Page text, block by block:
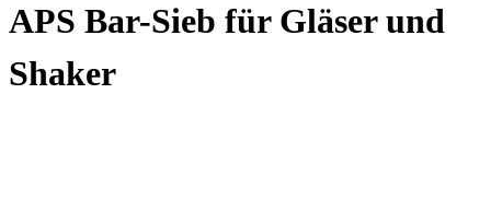
APS Bar-Sieb für Gläser und
Shaker